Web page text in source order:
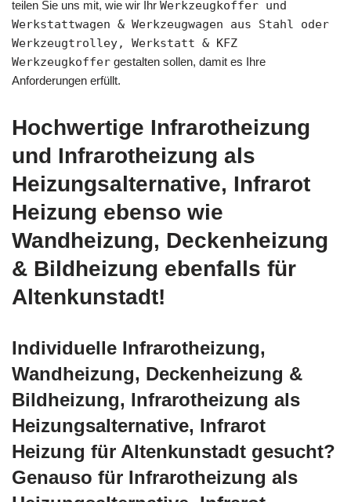
teilen Sie uns mit, wie wir Ihr Werkzeugkoffer und
Werkstattwagen & Werkzeugwagen aus Stahl oder
Werkzeugtrolley, Werkstatt & KFZ
Werkzeugkoffer gestalten sollen, damit es Ihre
Anforderungen erfüllt.
Hochwertige Infrarotheizung
und Infrarotheizung als
Heizungsalternative, Infrarot
Heizung ebenso wie
Wandheizung, Deckenheizung
& Bildheizung ebenfalls für
Altenkunstadt!
Individuelle Infrarotheizung,
Wandheizung, Deckenheizung &
Bildheizung, Infrarotheizung als
Heizungsalternative, Infrarot
Heizung für Altenkunstadt gesucht?
Genauso für Infrarotheizung als